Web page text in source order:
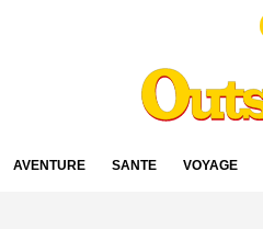
AVENTURE SANTÉ VOYAGE